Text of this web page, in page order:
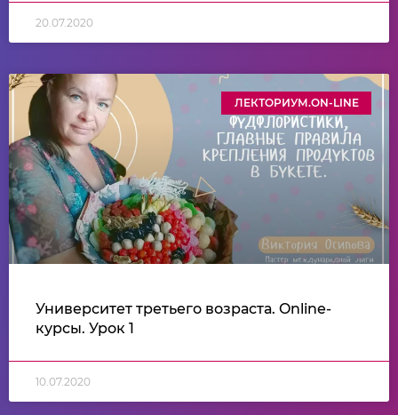
20.07.2020
ЛЕКТОРИУМ.ON-LINE
Университет третьего возраста. Online-
курсы. Урок 1
10.07.2020